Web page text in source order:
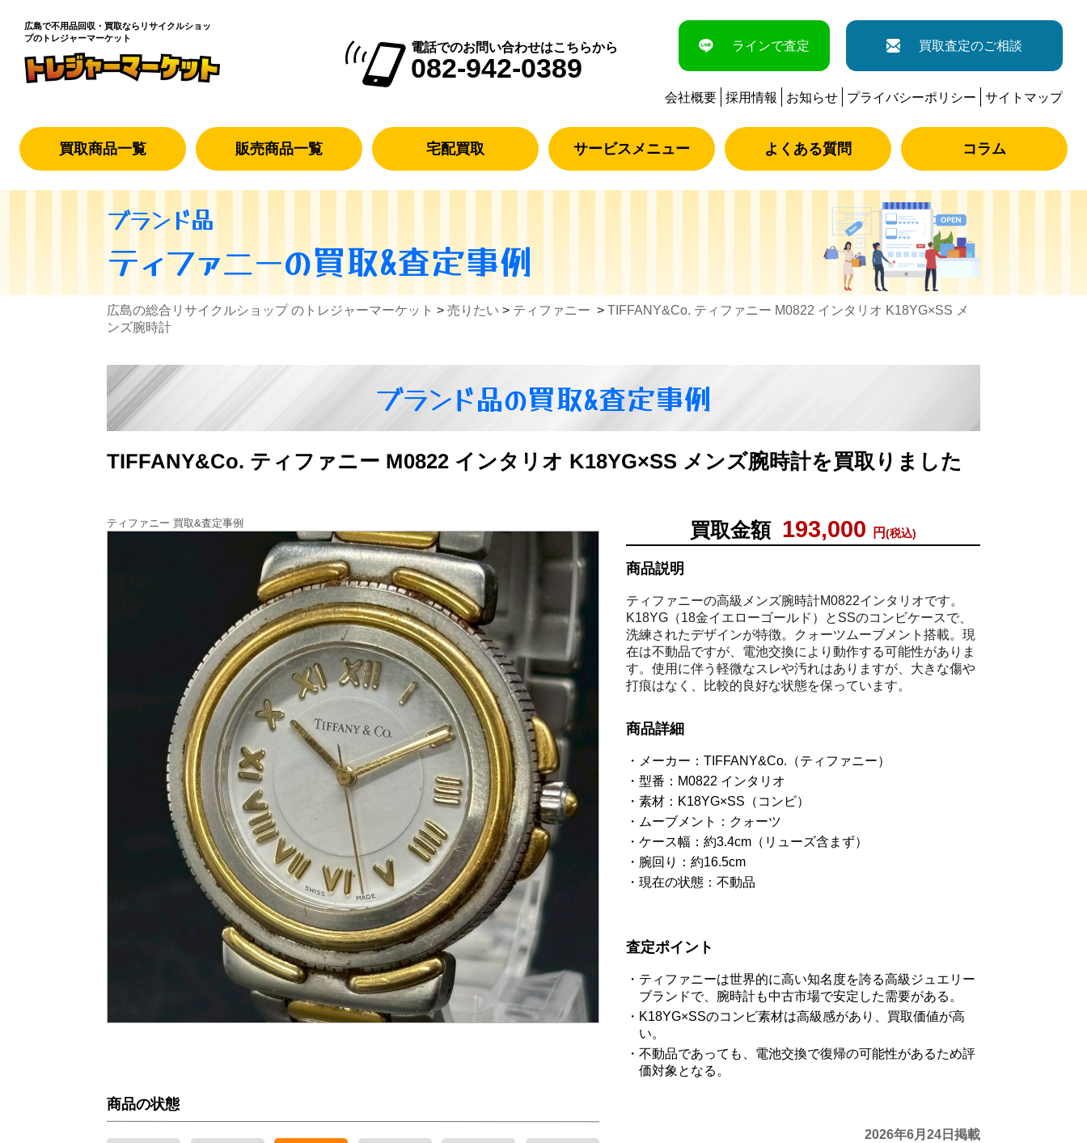
広島で不用品回収・買取なら リサイクルショッ
プのトレジャーマーケット
電話でのお問い合わせはこちらから
082-942-0389
ラインで査定 買取査定のご相談
会社概要 採用情報 お知らせ プライバシーポリシー サイトマップ
買取商品一覧 販売商品一覧 宅配買取 サービスメニュー よくある質問 コラム
ブランド品
ティファニーの買取&査定事例
広島の総合リサイクルショップ のトレジャーマーケット > 売りたい > ティファニー > TIFFANY&Co. ティファニー M0822 インタリオ K18YG×SS メ
ンズ腕時計
ブランド品の買取&査定事例
TIFFANY&Co. ティファニー M0822 インタリオ K18YG×SS メンズ腕時計を買取りました
買取金額 193,000 円(税込)
商品説明
ティファニーの高級メンズ腕時計M0822インタリオです。
K18YG（18金イエローゴールド）とSSのコンビケースで、
洗練されたデザインが特徴。クォーツムーブメント搭載。現
在は不動品ですが、電池交換により動作する可能性がありま
す。使用に伴う軽微なスレや汚れはありますが、大きな傷や
打痕はなく、比較的良好な状態を保っています。
商品詳細
メーカー：TIFFANY&Co.（ティファニー）
型番：M0822 インタリオ
素材：K18YG×SS（コンビ）
ムーブメント：クォーツ
ケース幅：約3.4cm（リューズ含まず）
腕回り：約16.5cm
現在の状態：不動品
査定ポイント
ティファニーは世界的に高い知名度を誇る高級ジュエリー
ブランドで、腕時計も中古市場で安定した需要がある。
K18YG×SSのコンビ素材は高級感があり、買取価値が高
い。
不動品であっても、電池交換で復帰の可能性があるため評
価対象となる。
2026年6月24日掲載
ティファニー 買取&査定事例
商品の状態